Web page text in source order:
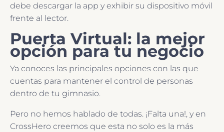
debe descargar la app y exhibir su dispositivo móvil
frente al lector.
Puerta Virtual: la mejor
opción para tu negocio
Ya conoces las principales opciones con las que
cuentas para mantener el control de personas
dentro de tu gimnasio.
Pero no hemos hablado de todas. ¡Falta una!, y en
CrossHero creemos que esta no solo es la más